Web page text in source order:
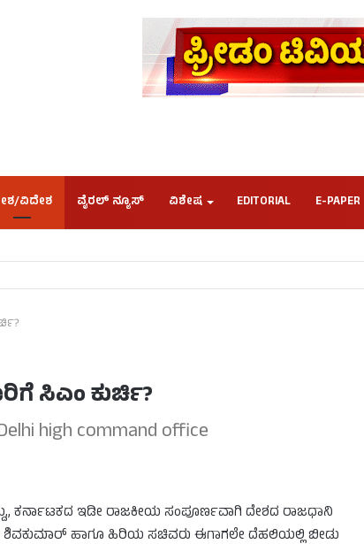
ವಿದೇಶ ವೈರಲ್ ನ್ಯೂಸ್ ವಿಶೇಷ EDITORIAL E-PAPER
ಸಿಎಂ ಕುರ್ಚಿ?
high command office
ಕರ್ನಾಟಕದ ಇಡೀ ರಾಜಕೀಯ ಸಂಪೂರ್ಣವಾಗಿ ದೇಶದ ರಾಜಧಾನಿ
ಶಿವಕುಮಾರ್ ಹಾಗೂ ಹಿರಿಯ ಸಚಿವರು ಈಗಾಗಲೇ ದೆಹಲಿಯಲ್ಲಿ ಬೀಡು